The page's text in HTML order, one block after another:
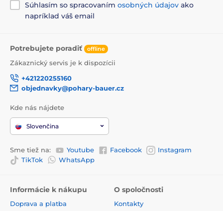
Súhlasím so spracovaním osobných údajov ako
napríklad váš email
Potrebujete poradiť offline
Zákaznický servis je k dispozícii
+421220255160
objednavky@pohary-bauer.cz
Kde nás nájdete
Slovenčina
Sme tiež na: Youtube Facebook
Instagram
TikTok
WhatsApp
Informácie k nákupu
Doprava a platba
O spoločnosti
Kontakty